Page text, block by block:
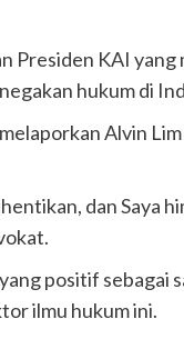
Presiden KAI
hukum di
Alvin
dan Saya
positif sebagai
ilmu hukum ini.